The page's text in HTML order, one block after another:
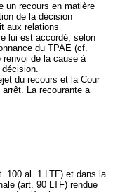
un recours en matière
de la décision
aux relations
lui est accordé, selon
du TPAE (cf.
de la cause à
du recours et la Cour
La recourante a
100 al. 1 LTF) et dans la
(art. 90 LTF) rendue